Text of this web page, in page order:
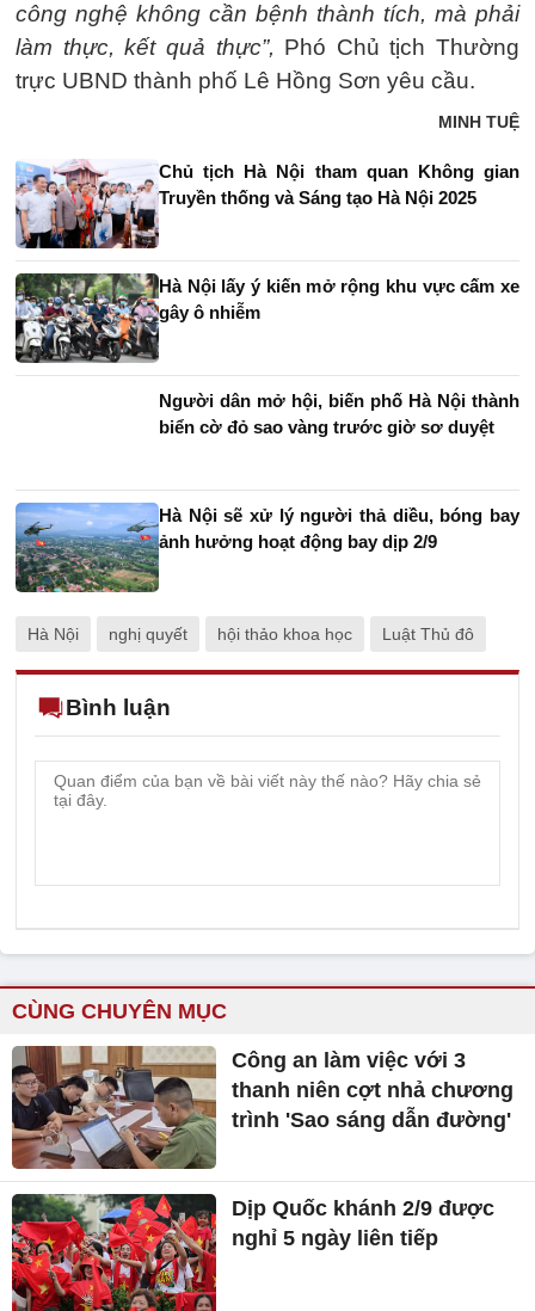
công nghệ không cần bệnh thành tích, mà phải
làm thực, kết quả thực”, Phó Chủ tịch Thường
trực UBND thành phố Lê Hồng Sơn yêu cầu.
MINH TUỆ
Chủ tịch Hà Nội tham quan Không gian
Truyền thống và Sáng tạo Hà Nội 2025
Hà Nội lấy ý kiến mở rộng khu vực cấm xe
gây ô nhiễm
Người dân mở hội, biến phố Hà Nội thành
biển cờ đỏ sao vàng trước giờ sơ duyệt
Hà Nội sẽ xử lý người thả diều, bóng bay
ảnh hưởng hoạt động bay dịp 2/9
Hà Nội nghị quyết hội thảo khoa học Luật Thủ đô
Bình luận
CÙNG CHUYÊN MỤC
Công an làm việc với 3
thanh niên cợt nhả chương
trình 'Sao sáng dẫn đường'
Dịp Quốc khánh 2/9 được
nghỉ 5 ngày liên tiếp